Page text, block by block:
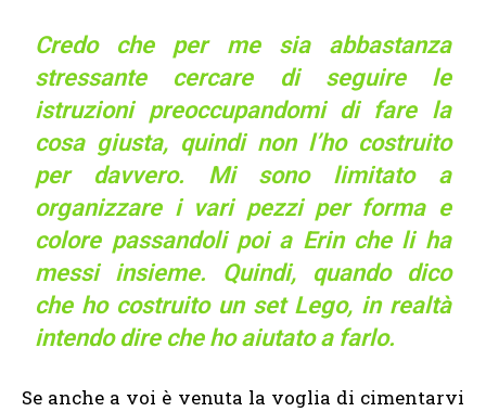
Credo che per me sia abbastanza
stressante cercare di seguire le
istruzioni preoccupandomi di fare la
cosa giusta, quindi non l’ho costruito
per davvero. Mi sono limitato a
organizzare i vari pezzi per forma e
colore passandoli poi a Erin che li ha
messi insieme. Quindi, quando dico
che ho costruito un set Lego, in realtà
intendo dire che ho aiutato a farlo.
Se anche a voi è venuta la voglia di cimentarvi